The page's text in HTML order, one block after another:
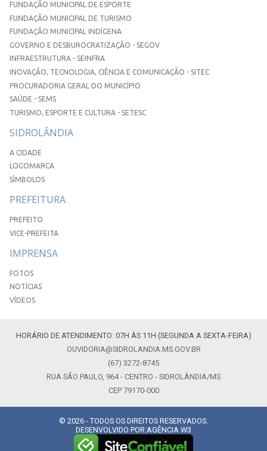
FUNDAÇÃO MUNICIPAL DE ESPORTE
FUNDAÇÃO MUNICIPAL DE TURISMO
FUNDAÇÃO MUNICIPAL INDÍGENA
GOVERNO E DESBUROCRATIZAÇÃO - SEGOV
INFRAESTRUTURA - SEINFRA
INOVAÇÃO, TECNOLOGIA, CIÊNCIA E COMUNICAÇÃO - SITEC
PROCURADORIA GERAL DO MUNICÍPIO
SAÚDE - SEMS
TURISMO, ESPORTE E CULTURA - SETESC
SIDROLÂNDIA
A CIDADE
LOGOMARCA
SÍMBOLOS
PREFEITURA
PREFEITO
VICE-PREFEITA
IMPRENSA
FOTOS
NOTÍCIAS
VÍDEOS
HORÁRIO DE ATENDIMENTO: 07H ÀS 11H (SEGUNDA A SEXTA-FEIRA)
OUVIDORIA@SIDROLANDIA.MS.GOV.BR
(67) 3272-8745
RUA SÃO PAULO, 964 - CENTRO - SIDROLÂNDIA/MS
CEP 79170-000
© 2026 - TODOS OS DIREITOS RESERVADOS.
DESENVOLVIDO POR:AGÊNCIA W3